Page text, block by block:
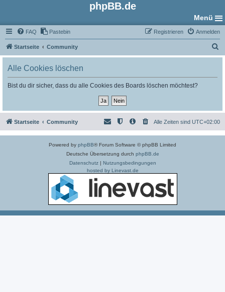
phpBB.de
Menü
FAQ Pastebin Anmelden
Registrieren
Startseite Community
u
Alle Cookies löschen
Bist du dir sicher, dass du alle Cookies des Boards löschen möchtest?
Startseite Community Alle Zeiten sind UTC+02:00
Powered by phpBB® Forum Software © phpBB Limited
Deutsche Übersetzung durch phpBB.de
Datenschutz| Nutzungsbedingungen
hosted by Linevast.de